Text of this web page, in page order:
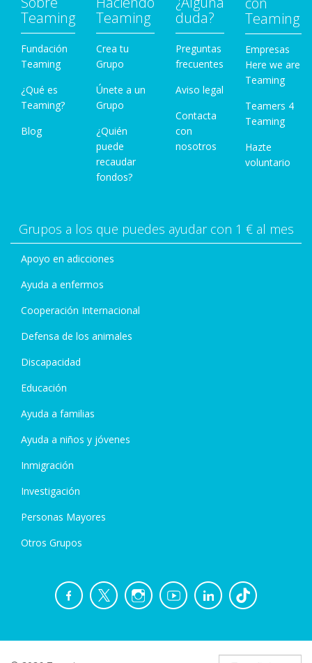
Teaming
Fundación
Teaming
¿Qué es
Teaming?
Blog
Teaming
Crea tu
Grupo
Únete a un
Grupo
¿Quién
puede
recaudar
fondos?
duda?
Preguntas
frecuentes
Aviso legal
Contacta
con
nosotros
Teaming
Empresas
Here we are
Teaming
Teamers 4
Teaming
Hazte
voluntario
Grupos a los que puedes ayudar con 1 € al mes
Apoyo en adicciones
Ayuda a enfermos
Cooperación Internacional
Defensa de los animales
Discapacidad
Educación
Ayuda a familias
Ayuda a niños y jóvenes
Inmigración
Investigación
Personas Mayores
Otros Grupos